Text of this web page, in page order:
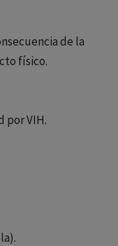
de la
físico.
por VIH.